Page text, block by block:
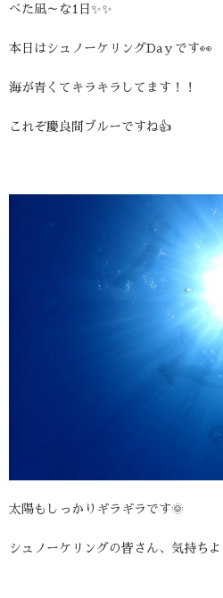
べた凪～な1日✨✨
本日はシュノーケリングDaｙです👀
海が青くてキラキラしてます！！
これぞ慶良間ブルーですね👍
太陽もしっかりギラギラです🌞
シュノーケリングの皆さん、気持ち